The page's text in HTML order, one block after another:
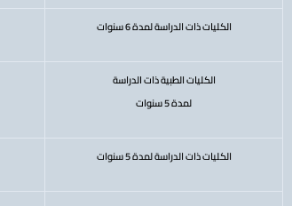
الكليات ذات الدراسة لمدة 6 سنوات
الكليات الطبية ذات الدراسة
لمدة 5 سنوات
الكليات ذات الدراسة لمدة 5 سنوات